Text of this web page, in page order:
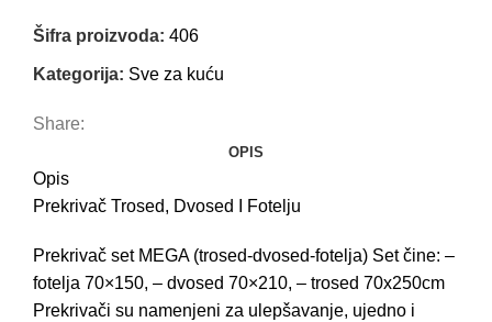
Šifra proizvoda: 406
Kategorija: Sve za kuću
Share:
OPIS
Opis
Prekrivač Trosed, Dvosed I Fotelju
Prekrivač set MEGA (trosed-dvosed-fotelja) Set čine: –
fotelja 70×150, – dvosed 70×210, – trosed 70x250cm
Prekrivači su namenjeni za ulepšavanje, ujedno i